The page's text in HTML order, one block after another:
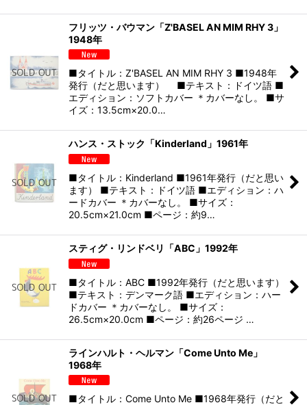
フリッツ・バウマン「Z'BASEL AN MIM RHY 3」
1948年
■タイトル：Z'BASEL AN MIM RHY 3 ■1948年
発行（だと思います） ■テキスト：ドイツ語 ■
エディション：ソフトカバー ＊カバーなし。 ■サ
イズ：13.5cm×20.0…
ハンス・ストック「Kinderland」1961年
■タイトル：Kinderland ■1961年発行（だと思い
ます） ■テキスト：ドイツ語 ■エディション：ハ
ードカバー ＊カバーなし。 ■サイズ：
20.5cm×21.0cm ■ページ：約9…
スティグ・リンドベリ「ABC」1992年
■タイトル：ABC ■1992年発行（だと思います）
■テキスト：デンマーク語 ■エディション：ハー
ドカバー ＊カバーなし。 ■サイズ：
26.5cm×20.0cm ■ページ：約26ページ …
ラインハルト・ヘルマン「Come Unto Me」
1968年
■タイトル：Come Unto Me ■1968年発行（だと